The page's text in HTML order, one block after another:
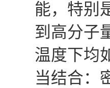
能，特别
到高分子
温度下均
当结合：